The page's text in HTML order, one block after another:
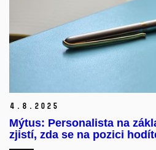
4. 8. 2025
Mýtus: Personalista na
zjistí, zda se na pozici